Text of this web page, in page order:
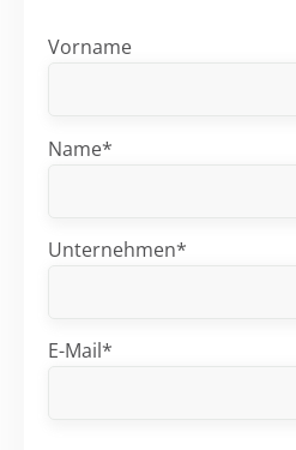
Vorname
Name*
Unternehmen*
E-Mail*